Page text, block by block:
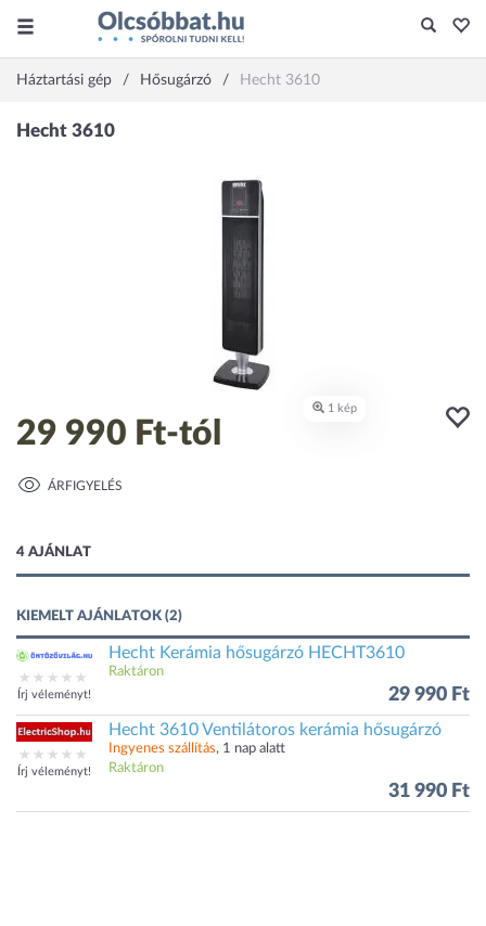
Háztartási gép Hősugárzó Hecht 3610
29 990 Ft-tól
ÁRFIGYELÉS
4 AJÁNLAT
KIEMELT AJÁNLATOK (2)
Írj véleményt!
Hecht Kerámia hősugárzó HECHT3610
Raktáron
29 990 Ft
Írj véleményt!
Hecht 3610 Ventilátoros kerámia hősugárzó
Ingyenes szállítás, 1 nap alatt
Raktáron
31 990 Ft